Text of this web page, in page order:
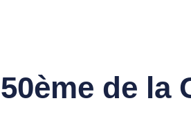
de la